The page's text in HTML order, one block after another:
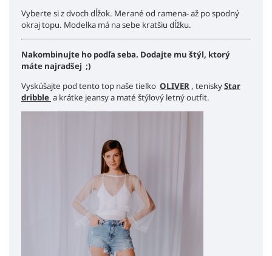
Vyberte si z dvoch dĺžok. Merané od ramena- až po spodný
okraj topu. Modelka má na sebe kratšiu dĺžku.
Nakombinujte ho podľa seba. Dodajte mu štýl, ktorý
máte najradšej ;)
Vyskúšajte pod tento top naše tielko OLIVER , teniskyStar
dribble a krátke jeansy a maté štýlový letný outfit.